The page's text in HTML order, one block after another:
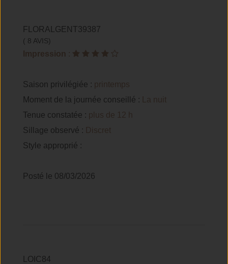
FLORALGENT39387
( 8 AVIS)
Impression :
Saison privilégiée : printemps
Moment de la journée conseillé :
La nuit
Tenue constatée : plus de 12 h
Sillage observé : Discret
Style approprié :
Posté le 08/03/2026
LOIC84